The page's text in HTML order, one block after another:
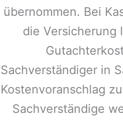
übernommen. Bei
die Versicherung
Sachverständiger in
Kostenvoranschlag
Sachverständige